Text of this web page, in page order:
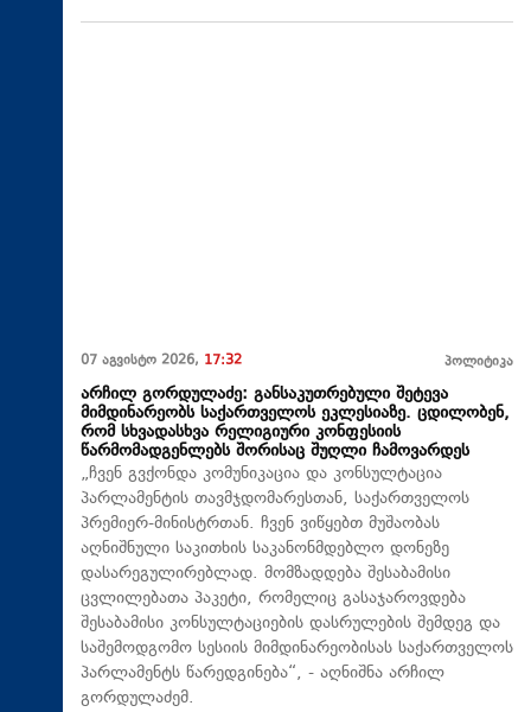
07 აგვისტო 2026, 17:32 პოლიტიკა
არჩილ გორდულაძე: განსაკუთრებული შეტევა
მიმდინარეობს საქართველოს ეკლესიაზე. ცდილობენ,
რომ სხვადასხვა რელიგიური კონფესიის
წარმომადგენლებს შორისაც შუღლი ჩამოვარდეს
„ჩვენ გვქონდა კომუნიკაცია და კონსულტაცია
პარლამენტის თავმჯდომარესთან, საქართველოს
პრემიერ-მინისტრთან. ჩვენ ვიწყებთ მუშაობას
აღნიშნული საკითხის საკანონმდებლო დონეზე
დასარეგულირებლად. მომზადდება შესაბამისი
ცვლილებათა პაკეტი, რომელიც გასაჯაროვდება
შესაბამისი კონსულტაციების დასრულების შემდეგ და
საშემოდგომო სესიის მიმდინარეობისას საქართველოს
პარლამენტს წარედგინება“, - აღნიშნა არჩილ
გორდულაძემ.